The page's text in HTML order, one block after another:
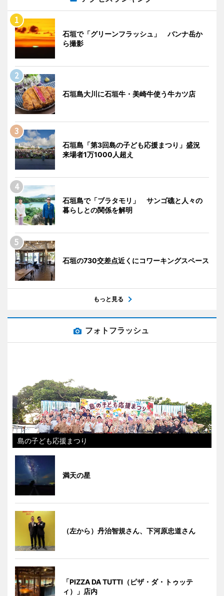
石垣で「グリーンフラッシュ」 バンナ岳か
ら撮影
石垣島大川に石垣牛・美崎牛使う牛カツ店
石垣島「第3回島の子ども応援まつり」盛況
来場者1万1000人超え
石垣島で「ブラタモリ」 サンゴ礁と人々の
暮らしとの関係を解明
石垣の730交差点近くにコワーキングスペース
もっと見る
フォトフラッシュ
島の子ども応援まつり
満天の星
（左から）丹治智規さん、下河原忠道さん
「PIZZA DA TUTTI（ピザ・ダ・トゥッテ
ィ）」店内